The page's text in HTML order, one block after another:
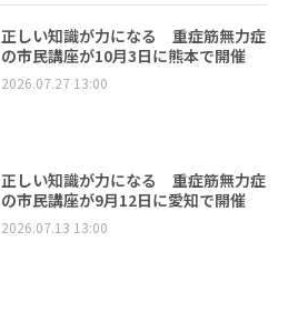
正しい知識が力になる 重症筋無力症
の市民講座が10月3日に熊本で開催
2026.07.27 13:00
正しい知識が力になる 重症筋無力症
の市民講座が9月12日に愛知で開催
2026.07.13 13:00